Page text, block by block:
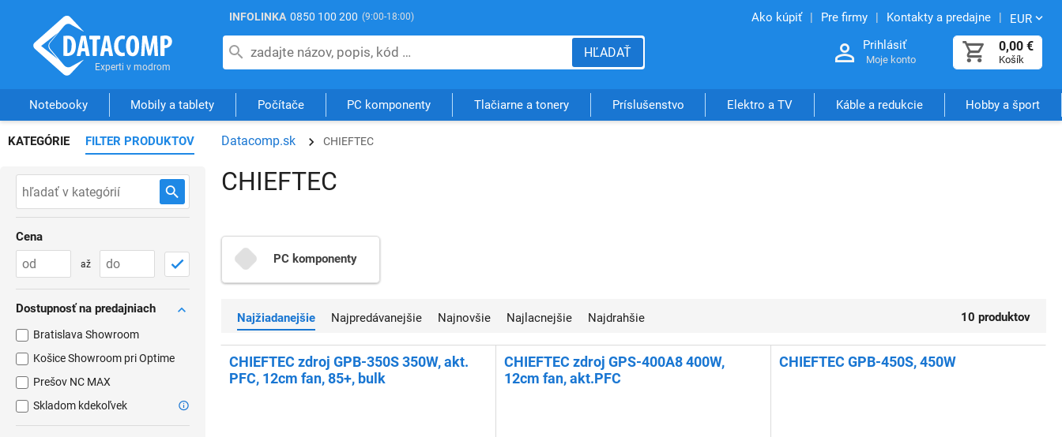
INFOLINKA 0850 100 200 (9:00-18:00) Ako kúpiť Pre firmy Kontakty a predajne EUR
0,00 €
Košík
Prihlásiť
Moje konto
HĽADAŤ
Notebooky Mobily a tablety Počítače PC komponenty Tlačiarne a tonery Príslušenstvo Elektro a TV Káble a redukcie Hobby a šport
KATEGÓRIE FILTER PRODUKTOV
Cena
až
Dostupnosť na predajniach
Bratislava Showroom
Košice Showroom pri Optime
Prešov NC MAX
Skladom kdekoľvek
Datacomp.sk CHIEFTEC
CHIEFTEC
PC komponenty
Najžiadanejšie Najpredávanejšie Najnovšie Najlacnejšie Najdrahšie 10 produktov
CHIEFTEC zdroj GPB-350S 350W, akt.
PFC, 12cm fan, 85+, bulk
CHIEFTEC zdroj GPS-400A8 400W,
12cm fan, akt.PFC
CHIEFTEC GPB-450S, 450W